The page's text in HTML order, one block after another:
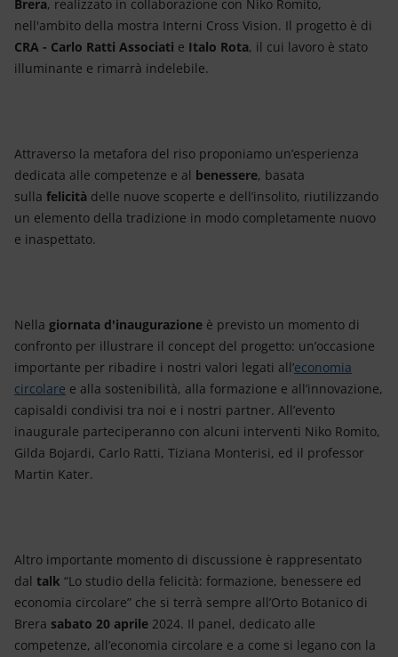
Brera, realizzato in collaborazione con Niko Romito,
nell'ambito della mostra Interni Cross Vision. Il progetto è di
CRA - Carlo Ratti Associati e Italo Rota, il cui lavoro è stato
illuminante e rimarrà indelebile.
Attraverso la metafora del riso proponiamo un’esperienza
dedicata alle competenze e al benessere, basata
sulla felicità delle nuove scoperte e dell’insolito, riutilizzando
un elemento della tradizione in modo completamente nuovo
e inaspettato.
Nella giornata d'inaugurazione è previsto un momento di
confronto per illustrare il concept del progetto: un’occasione
importante per ribadire i nostri valori legati all’economia
circolare e alla sostenibilità, alla formazione e all’innovazione,
capisaldi condivisi tra noi e i nostri partner. All’evento
inaugurale parteciperanno con alcuni interventi Niko Romito,
Gilda Bojardi, Carlo Ratti, Tiziana Monterisi, ed il professor
Martin Kater.
Altro importante momento di discussione è rappresentato
dal talk “Lo studio della felicità: formazione, benessere ed
economia circolare” che si terrà sempre all’Orto Botanico di
Brera sabato 20 aprile 2024. Il panel, dedicato alle
competenze, all’economia circolare e a come si legano con la